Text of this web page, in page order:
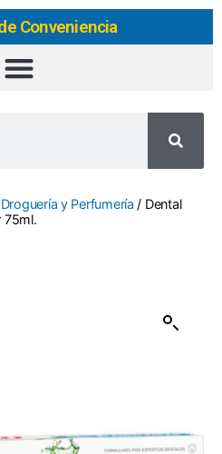
Conveniencia
Droguería y Perfumería / Dental
75ml.